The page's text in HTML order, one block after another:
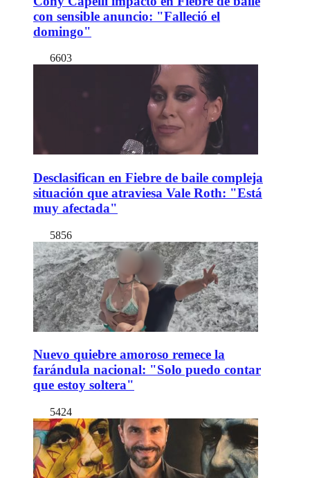
con sensible anuncio: "Falleció el
domingo"
6603
Desclasifican en Fiebre de baile compleja
situación que atraviesa Vale Roth: "Está
muy afectada"
5856
Nuevo quiebre amoroso remece la
farándula nacional: "Solo puedo contar
que estoy soltera"
5424